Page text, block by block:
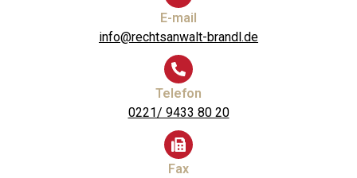
E-mail
info@rechtsanwalt-brandl.de
Telefon
0221/ 9433 80 20
Fax